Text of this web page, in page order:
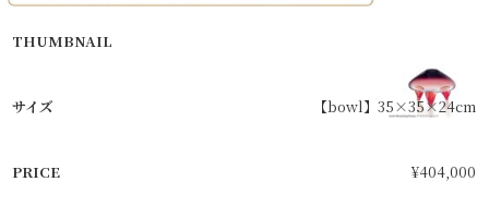
【bowl】35×35×24cm
¥404,000